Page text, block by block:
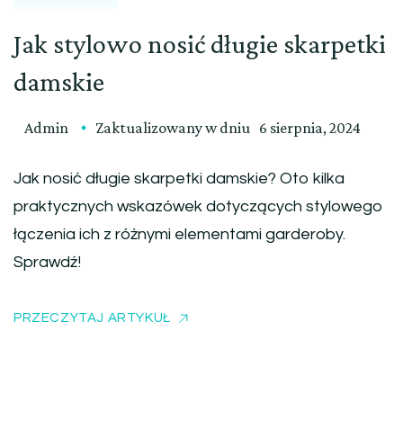
Jak stylowo nosić długie skarpetki
damskie
Admin Zaktualizowany w dniu 6 sierpnia, 2024
Jak nosić długie skarpetki damskie? Oto kilka
praktycznych wskazówek dotyczących stylowego
łączenia ich z różnymi elementami garderoby.
Sprawdź!
PRZECZYTAJ ARTYKUŁ